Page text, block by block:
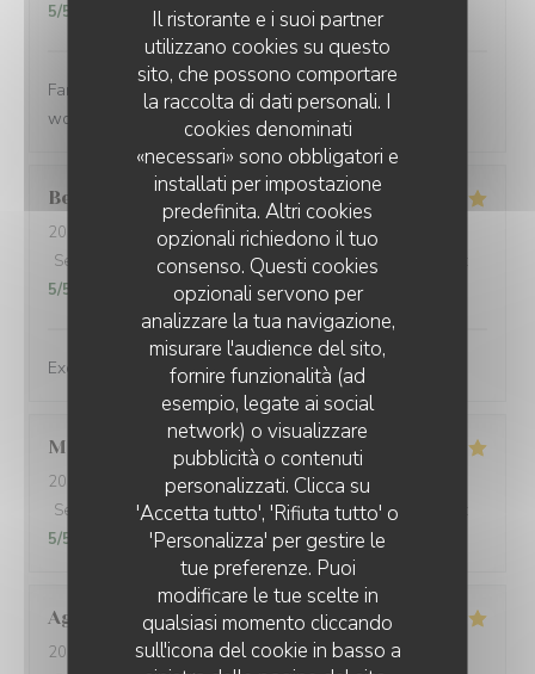
Il ristorante e i suoi partner
utilizzano cookies su questo
sito, che possono comportare
la raccolta di dati personali. I
cookies denominati
«necessari» sono obbligatori e
installati per impostazione
predefinita. Altri cookies
opzionali richiedono il tuo
consenso. Questi cookies
opzionali servono per
analizzare la tua navigazione,
misurare l'audience del sito,
fornire funzionalità (ad
esempio, legate ai social
network) o visualizzare
pubblicità o contenuti
personalizzati. Clicca su
'Accetta tutto', 'Rifiuta tutto' o
'Personalizza' per gestire le
tue preferenze. Puoi
modificare le tue scelte in
qualsiasi momento cliccando
sull'icona del cookie in basso a
5/5
Fantastic service, fantastic food and lovely experience
would definitely return 🥰 Delicious ❤️
Belinda
2026-08-05
- 12:15 - Ospiti 2
Servizio
Atmosfera:5 /5 Cucina :5/5 Qualità / Prezzo
5/5
Exceptional dishes. Flawless service. Recommended.
Marie
2026-08-04
- 12:30 - Ospiti 2
Servizio
/5 Atmosfera : 5/5 Cucina:5 /5 Qualità / Prezzo
5/5
Agustina F
2026-07-30- 21:15 - Ospiti 3